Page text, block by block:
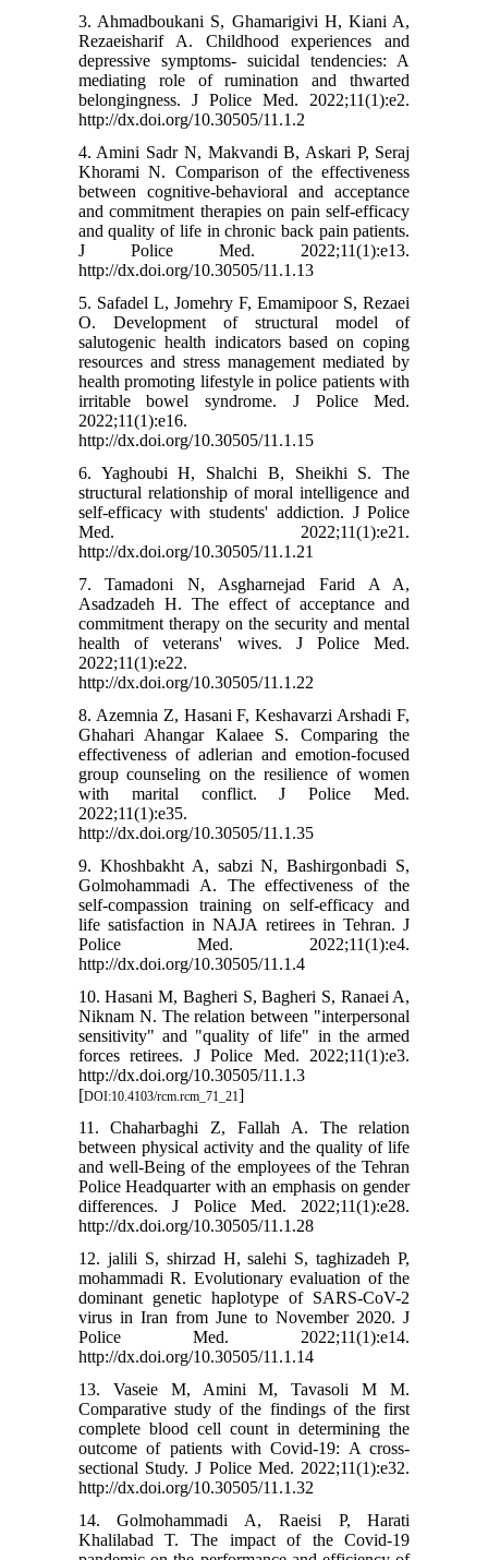
3. Ahmadboukani S, Ghamarigivi H, Kiani A,
Rezaeisharif A. Childhood experiences and
depressive symptoms- suicidal tendencies: A
mediating role of rumination and thwarted
belongingness. J Police Med. 2022;11(1):e2.
http://dx.doi.org/10.30505/11.1.2
4. Amini Sadr N, Makvandi B, Askari P, Seraj
Khorami N. Comparison of the effectiveness
between cognitive-behavioral and acceptance
and commitment therapies on pain self-efficacy
and quality of life in chronic back pain patients.
J Police Med. 2022;11(1):e13.
http://dx.doi.org/10.30505/11.1.13
5. Safadel L, Jomehry F, Emamipoor S, Rezaei
O. Development of structural model of
salutogenic health indicators based on coping
resources and stress management mediated by
health promoting lifestyle in police patients with
irritable bowel syndrome. J Police Med.
2022;11(1):e16.
http://dx.doi.org/10.30505/11.1.15
6. Yaghoubi H, Shalchi B, Sheikhi S. The
structural relationship of moral intelligence and
self-efficacy with students' addiction. J Police
Med. 2022;11(1):e21.
http://dx.doi.org/10.30505/11.1.21
7. Tamadoni N, Asgharnejad Farid A A,
Asadzadeh H. The effect of acceptance and
commitment therapy on the security and mental
health of veterans' wives. J Police Med.
2022;11(1):e22.
http://dx.doi.org/10.30505/11.1.22
8. Azemnia Z, Hasani F, Keshavarzi Arshadi F,
Ghahari Ahangar Kalaee S. Comparing the
effectiveness of adlerian and emotion-focused
group counseling on the resilience of women
with marital conflict. J Police Med.
2022;11(1):e35.
http://dx.doi.org/10.30505/11.1.35
9. Khoshbakht A, sabzi N, Bashirgonbadi S,
Golmohammadi A. The effectiveness of the
self-compassion training on self-efficacy and
life satisfaction in NAJA retirees in Tehran. J
Police Med. 2022;11(1):e4.
http://dx.doi.org/10.30505/11.1.4
10. Hasani M, Bagheri S, Bagheri S, Ranaei A,
Niknam N. The relation between "interpersonal
sensitivity" and "quality of life" in the armed
forces retirees. J Police Med. 2022;11(1):e3.
http://dx.doi.org/10.30505/11.1.3
[DOI:10.4103/rcm.rcm_71_21]
11. Chaharbaghi Z, Fallah A. The relation
between physical activity and the quality of life
and well-Being of the employees of the Tehran
Police Headquarter with an emphasis on gender
differences. J Police Med. 2022;11(1):e28.
http://dx.doi.org/10.30505/11.1.28
12. jalili S, shirzad H, salehi S, taghizadeh P,
mohammadi R. Evolutionary evaluation of the
dominant genetic haplotype of SARS-CoV-2
virus in Iran from June to November 2020. J
Police Med. 2022;11(1):e14.
http://dx.doi.org/10.30505/11.1.14
13. Vaseie M, Amini M, Tavasoli M M.
Comparative study of the findings of the first
complete blood cell count in determining the
outcome of patients with Covid-19: A cross-
sectional Study. J Police Med. 2022;11(1):e32.
http://dx.doi.org/10.30505/11.1.32
14. Golmohammadi A, Raeisi P, Harati
Khalilabad T. The impact of the Covid-19